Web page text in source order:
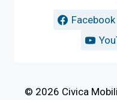
Facebook
© 2026 Civica